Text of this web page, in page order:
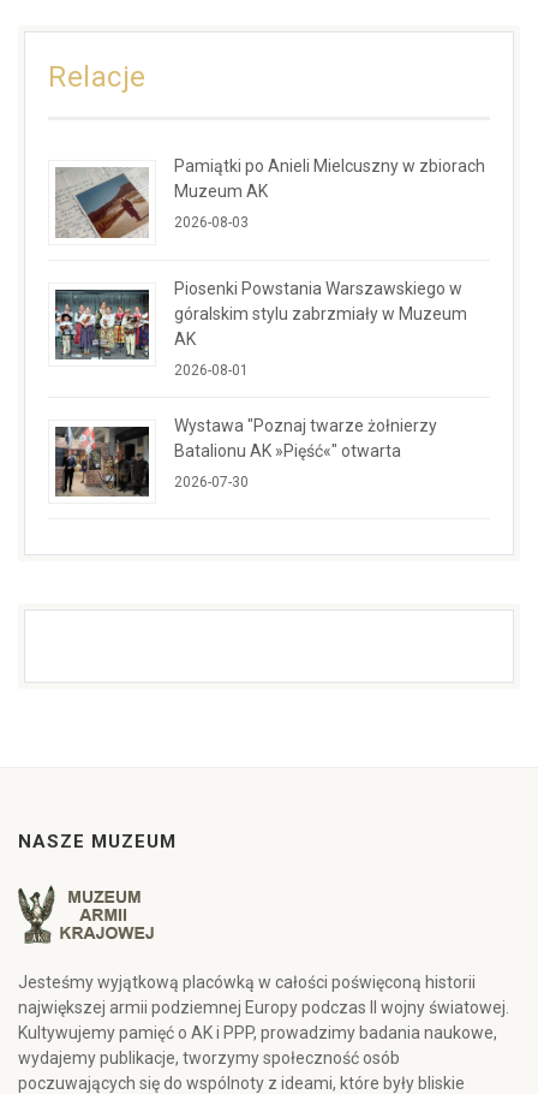
Relacje
Pamiątki po Anieli Mielcuszny w zbiorach
Muzeum AK
2026-08-03
Piosenki Powstania Warszawskiego w
góralskim stylu zabrzmiały w Muzeum
AK
2026-08-01
Wystawa "Poznaj twarze żołnierzy
Batalionu AK »Pięść«" otwarta
2026-07-30
NASZE MUZEUM
Jesteśmy wyjątkową placówką w całości poświęconą historii
największej armii podziemnej Europy podczas II wojny światowej.
Kultywujemy pamięć o AK i PPP, prowadzimy badania naukowe,
wydajemy publikacje, tworzymy społeczność osób
poczuwających się do wspólnoty z ideami, które były bliskie